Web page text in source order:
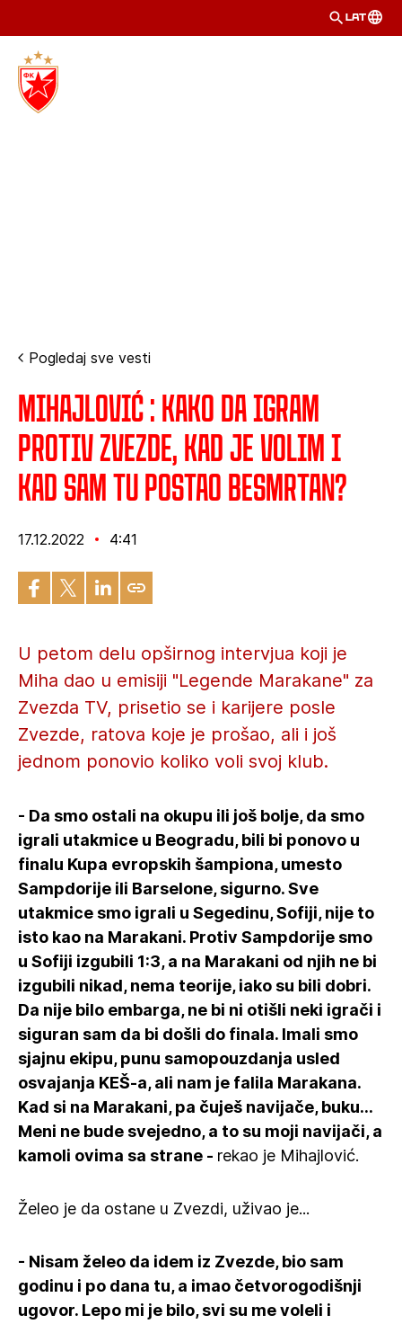
LAT
Pogledaj sve vesti
Mihajlović : Kako da igram
protiv Zvezde, kad je volim i
kad sam tu postao besmrtan?
17.12.2022 4:41
U petom delu opširnog intervjua koji je
Miha dao u emisiji "Legende Marakane" za
Zvezda TV, prisetio se i karijere posle
Zvezde, ratova koje je prošao, ali i još
jednom ponovio koliko voli svoj klub.
- Da smo ostali na okupu ili još bolje, da smo
igrali utakmice u Beogradu, bili bi ponovo u
finalu Kupa evropskih šampiona, umesto
Sampdorije ili Barselone, sigurno. Sve
utakmice smo igrali u Segedinu, Sofiji, nije to
isto kao na Marakani. Protiv Sampdorije smo
u Sofiji izgubili 1:3, a na Marakani od njih ne bi
izgubili nikad, nema teorije, iako su bili dobri.
Da nije bilo embarga, ne bi ni otišli neki igrači i
siguran sam da bi došli do finala. Imali smo
sjajnu ekipu, punu samopouzdanja usled
osvajanja KEŠ-a, ali nam je falila Marakana.
Kad si na Marakani, pa čuješ navijače, buku...
Meni ne bude svejedno, a to su moji navijači, a
kamoli ovima sa strane - rekao je Mihajlović.
Želeo je da ostane u Zvezdi, uživao je...
- Nisam želeo da idem iz Zvezde, bio sam
godinu i po dana tu, a imao četvorogodišnji
ugovor. Lepo mi je bilo, svi su me voleli i